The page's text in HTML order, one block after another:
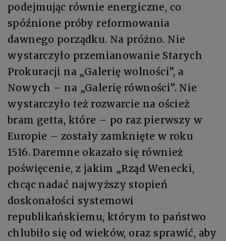
podejmując równie energiczne, co
spóźnione próby reformowania
dawnego porządku. Na próżno. Nie
wystarczyło przemianowanie Starych
Prokuracji na „Galerię wolności”, a
Nowych – na „Galerię równości”. Nie
wystarczyło też rozwarcie na oścież
bram getta, które – po raz pierwszy w
Europie – zostały zamknięte w roku
1516. Daremne okazało się również
poświęcenie, z jakim „Rząd Wenecki,
chcąc nadać najwyższy stopień
doskonałości systemowi
republikańskiemu, którym to państwo
chlubiło się od wieków, oraz sprawić, aby